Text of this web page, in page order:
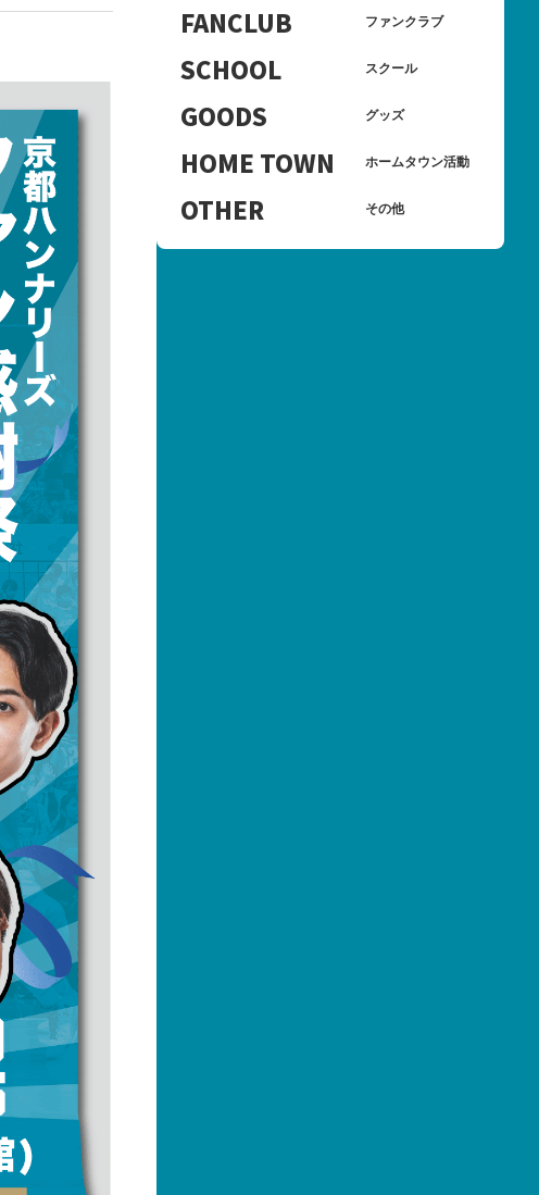
FANCLUB ファンクラブ
SCHOOL スクール
GOODS グッズ
HOME TOWN ホームタウン活動
OTHER その他